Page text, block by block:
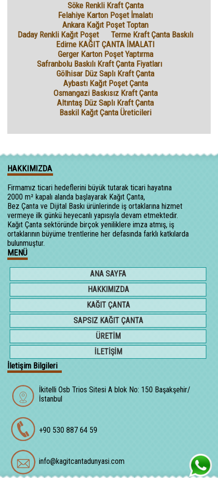
Söke Renkli Kraft Çanta
Felahiye Karton Poşet İmalatı
Ankara Kağıt Poşet Toptan
Daday Renkli Kağıt Poşet
Terme Kraft Çanta Baskılı
Edirne KAĞIT ÇANTA İMALATI
Gerger Karton Poşet Yaptırma
Safranbolu Baskılı Kraft Çanta Fiyatları
Gölhisar Düz Saplı Kraft Çanta
Aybastı Kağıt Poşet Çanta
Osmangazi Baskısız Kraft Çanta
Altıntaş Düz Saplı Kraft Çanta
Baskil Kağıt Çanta Üreticileri
HAKKIMIZDA
Firmamız ticari hedeflerini büyük tutarak ticari hayatına
2000 m² kapalı alanda başlayarak Kağıt Çanta,
Bez Çanta ve Dijital Baskı ürünlerinde iş ortaklarına hizmet
vermeye ilk günkü heyecanlı yapısıyla devam etmektedir.
Kağıt Çanta sektöründe birçok yeniliklere imza atmış, iş
ortaklarının büyüme trentlerine her defasında farklı katkılarda
bulunmuştur.
MENÜ
ANA SAYFA
HAKKIMIZDA
KAĞIT ÇANTA
SAPSIZ KAĞIT ÇANTA
ÜRETİM
İLETİŞİM
İletişim Bilgileri
İkitelli Osb Trios Sitesi A blok No: 150 Başakşehir/
İstanbul
+90 530 887 64 59
info@kagitcantadunyasi.com